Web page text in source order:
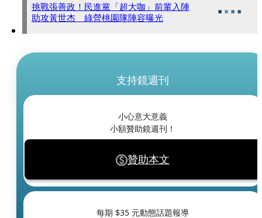
挑戰張善政！民進黨「超大咖」前輩入陣
助攻黃世杰 綠營桃園隊陣容曝光
支持鏡週刊
小心意大意義
小額贊助鏡週刊！
贊助本文
每期 $35 元動態話題報導